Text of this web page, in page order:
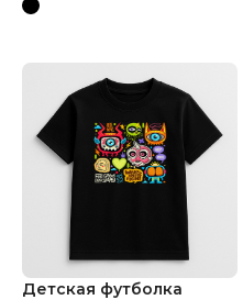
Детская футболка